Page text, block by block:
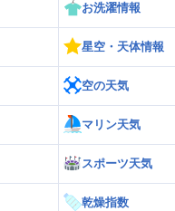
お洗濯情報
星空・天体情報
空の天気
マリン天気
スポーツ天気
乾燥指数